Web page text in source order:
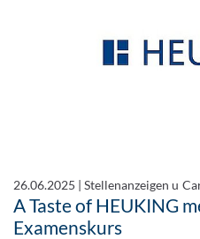
26.06.2025 |Stellenanzeigen u
A Taste of HEUKING
Examenskurs